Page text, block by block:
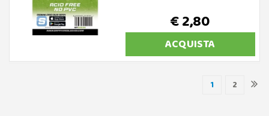
€ 2,80
ACQUISTA
1 2